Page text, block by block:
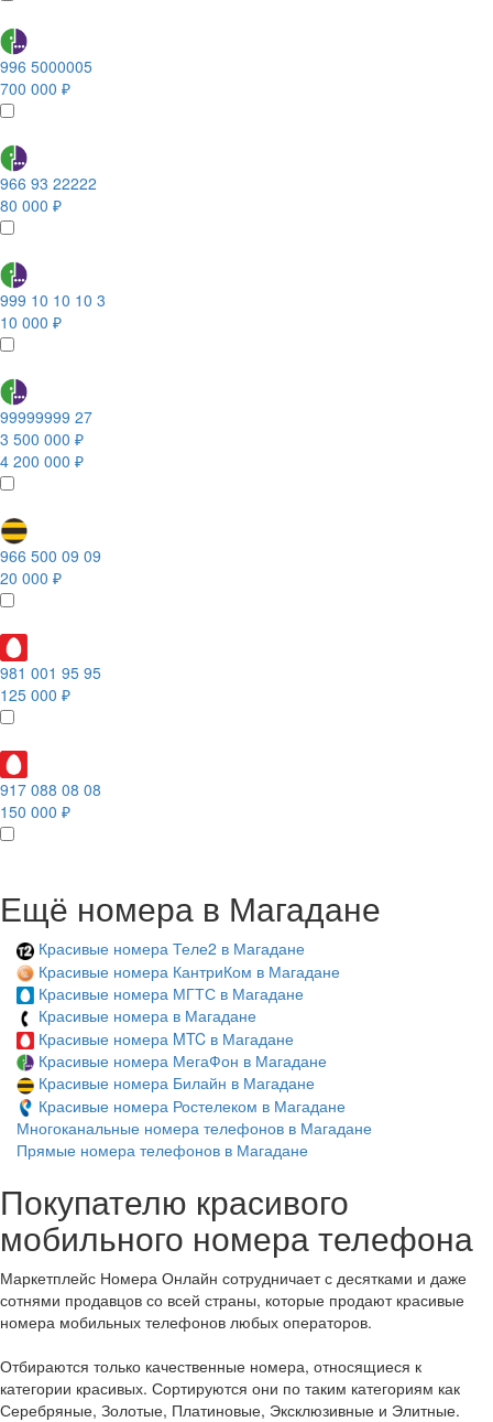
996 5000005
700 000 ₽
966 93 22222
80 000 ₽
999 10 10 10 3
10 000 ₽
99999999 27
3 500 000 ₽
4 200 000 ₽
966 500 09 09
20 000 ₽
981 001 95 95
125 000 ₽
917 088 08 08
150 000 ₽
Ещё номера в Магадане
Красивые номера Теле2 в Магадане
Красивые номера КантриКом в Магадане
Красивые номера МГТС в Магадане
Красивые номера в Магадане
Красивые номера MTC в Магадане
Красивые номера МегаФон в Магадане
Красивые номера Билайн в Магадане
Красивые номера Ростелеком в Магадане
Многоканальные номера телефонов в Магадане
Прямые номера телефонов в Магадане
Покупателю красивого
мобильного номера телефона
Маркетплейс Номера Онлайн сотрудничает с десятками и даже
сотнями продавцов со всей страны, которые продают красивые
номера мобильных телефонов любых операторов.
Отбираются только качественные номера, относящиеся к
категории красивых. Сортируются они по таким категориям как
Серебряные, Золотые, Платиновые, Эксклюзивные и Элитные.